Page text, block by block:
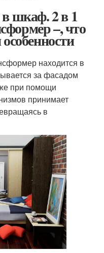
шкаф. 2 в 1
–, что
находится в
за фасадом
при помощи
принимает
в